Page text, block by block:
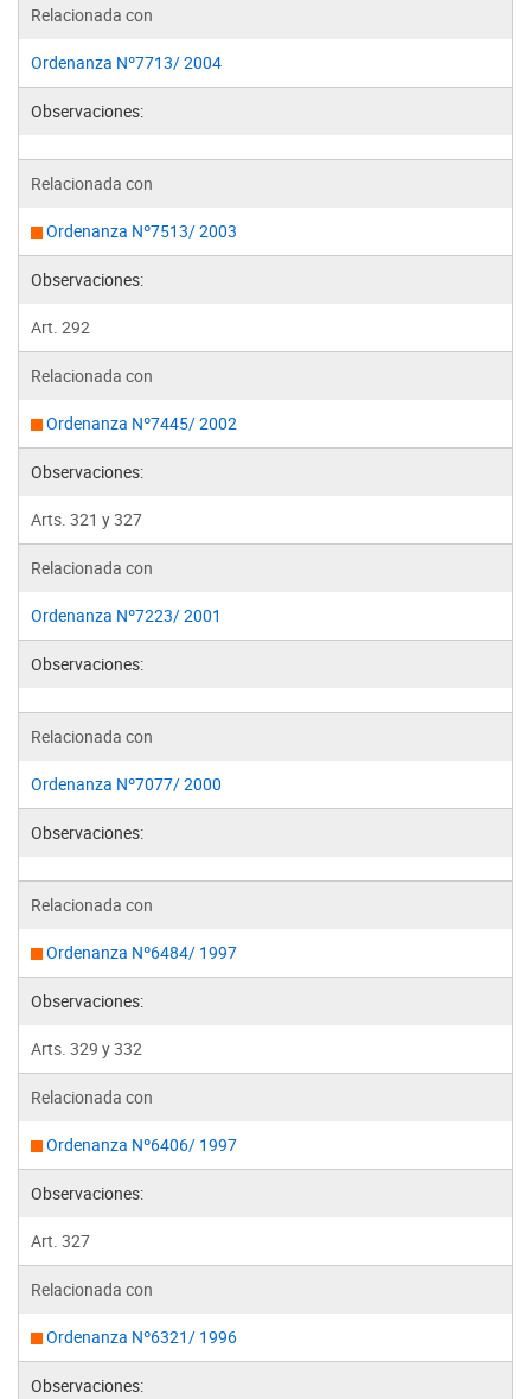
Relacionada con
Ordenanza Nº7713/ 2004
Observaciones:
Relacionada con
Ordenanza Nº7513/ 2003
Observaciones:
Art. 292
Relacionada con
Ordenanza Nº7445/ 2002
Observaciones:
Arts. 321 y 327
Relacionada con
Ordenanza Nº7223/ 2001
Observaciones:
Relacionada con
Ordenanza Nº7077/ 2000
Observaciones:
Relacionada con
Ordenanza Nº6484/ 1997
Observaciones:
Arts. 329 y 332
Relacionada con
Ordenanza Nº6406/ 1997
Observaciones:
Art. 327
Relacionada con
Ordenanza Nº6321/ 1996
Observaciones: